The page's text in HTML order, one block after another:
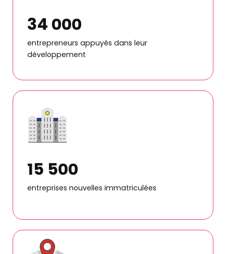
34 000
entrepreneurs appuyés dans leur
développement
15 500
entreprises nouvelles immatriculées